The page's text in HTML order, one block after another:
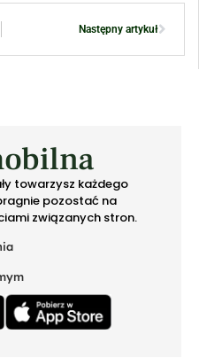
Następny artykuł
towarzysz każdego
pozostać na
związanych stron.